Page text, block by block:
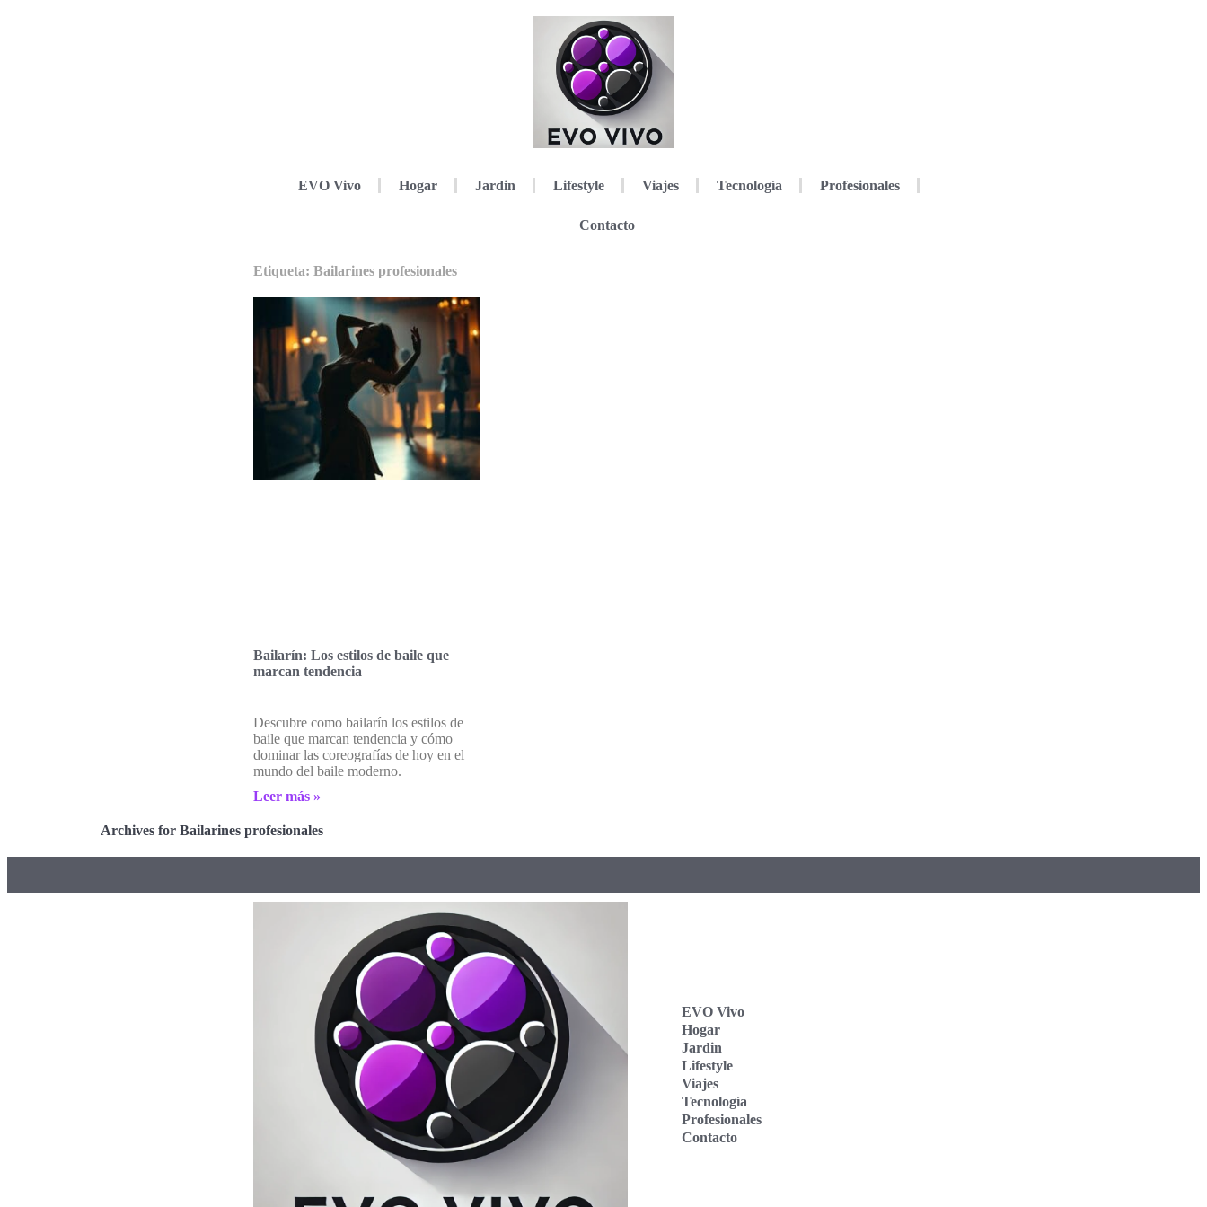
EVO Vivo Hogar Jardin Lifestyle Viajes Tecnología Profesionales
Contacto
Etiqueta: Bailarines profesionales
Bailarín: Los estilos de baile que
marcan tendencia
Descubre como bailarín los estilos de
baile que marcan tendencia y cómo
dominar las coreografías de hoy en el
mundo del baile moderno.
Leer más »
Archives for Bailarines profesionales
EVO Vivo
Hogar
Jardin
Lifestyle
Viajes
Tecnología
Profesionales
Contacto